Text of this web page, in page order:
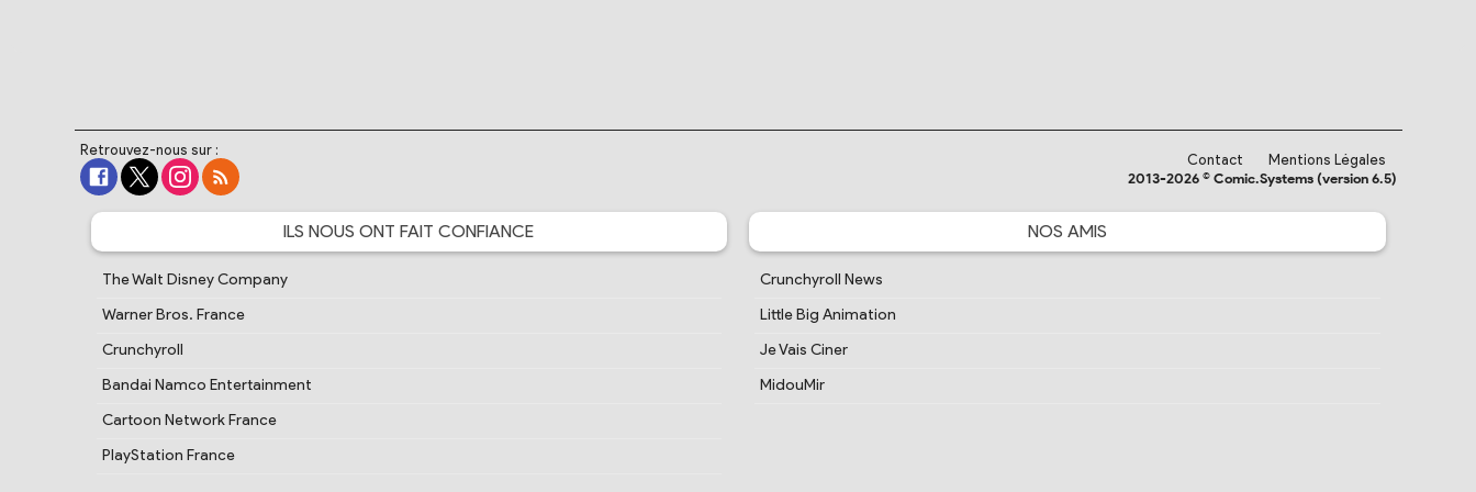
Retrouvez-nous sur :
Contact
Mentions Légales
2013-2026 © Comic.Systems (version 6.5)
ILS NOUS ONT FAIT CONFIANCE
The Walt Disney Company
Warner Bros. France
Crunchyroll
Bandai Namco Entertainment
Cartoon Network France
PlayStation France
NOS AMIS
Crunchyroll News
Little Big Animation
Je Vais Ciner
MidouMir